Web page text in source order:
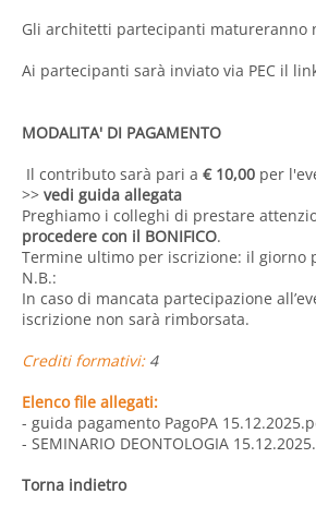
Gli architetti partecipanti matureranno
Ai partecipanti sarà inviato via PEC il
MODALITA' DI PAGAMENTO
Il contributo sarà pari a € 10,00 per
>> vedi guida allegata
Preghiamo i colleghi di prestare
procedere con il BONIFICO.
Termine ultimo per iscrizione: il giorno
N.B.:
In caso di mancata partecipazione
iscrizione non sarà rimborsata.
Crediti formativi:4
Elenco file allegati:
- guida pagamento PagoPA
- SEMINARIO DEONTOLOGIA
Torna indietro